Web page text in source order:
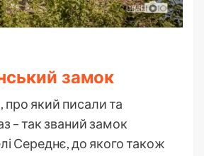
замок
який писали та
– так званий замок
Середнє, до якого також